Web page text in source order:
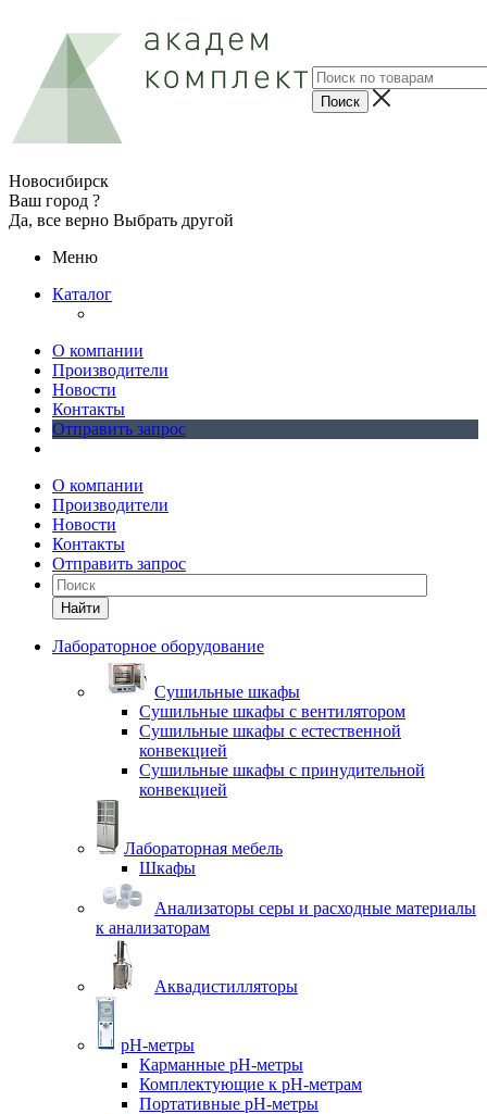
Новосибирск
Ваш город ?
Да, все верно Выбрать другой
Меню
Каталог
О компании
Производители
Новости
Контакты
Отправить запрос
О компании
Производители
Новости
Контакты
Отправить запрос
Найти
Лабораторное оборудование
Cушильные шкафы
Сушильные шкафы с вентилятором
Сушильные шкафы с естественной
конвекцией
Сушильные шкафы с принудительной
конвекцией
Лабораторная мебель
Шкафы
Анализаторы серы и расходные материалы
к анализаторам
Аквадистилляторы
pH-метры
Карманные pH-метры
Комплектующие к pH-метрам
Портативные pH-метры